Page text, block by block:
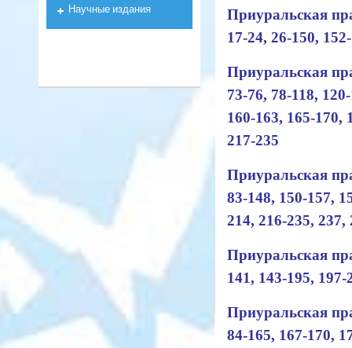
Приуральская
17-24, 26-150,
Приуральская
73-76, 78-118,
160-163, 165-170,
217-235
Приуральская
83-148, 150-157,
214, 216-235, 237,
Приуральская
141, 143-195, 197-
Приуральская
84-165, 167-170,
Научные издания